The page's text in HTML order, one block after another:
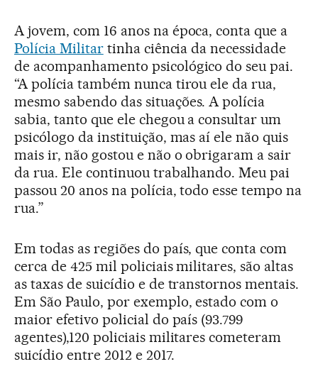
A jovem, com 16 anos na época, conta que a
Polícia Militartinha ciência da necessidade
de acompanhamento psicológico do seu pai.
“A polícia também nunca tirou ele da rua,
mesmo sabendo das situações. A polícia
sabia, tanto que ele chegou a consultar um
psicólogo da instituição, mas aí ele não quis
mais ir, não gostou e não o obrigaram a sair
da rua. Ele continuou trabalhando. Meu pai
passou 20 anos na polícia, todo esse tempo na
rua.”
Em todas as regiões do país, que conta com
cerca de 425 mil policiais militares, são altas
as taxas de suicídio e de transtornos mentais.
Em São Paulo, por exemplo, estado com o
maior efetivo policial do país (93.799
agentes),120 policiais militares cometeram
suicídio entre 2012 e 2017.